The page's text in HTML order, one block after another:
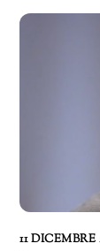
11 DICEMBRE